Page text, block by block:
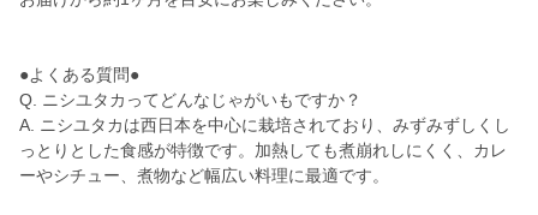
●よくある質問●
Q. ニシユタカってどんなじゃがいもですか？
A. ニシユタカは西日本を中心に栽培されており、みずみずしくし
っとりとした食感が特徴です。加熱しても煮崩れしにくく、カレ
ーやシチュー、煮物など幅広い料理に最適です。